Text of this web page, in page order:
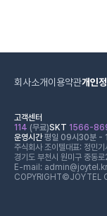
회사소개이용약관개인
고객센터
114 (무료)SKT 1566-
운영시간평일 09시30분 -
주식회사 조이텔대표: 정민기
경기도 부천시 원미구 중동
E-mail: admin@joytel.kr
COPYRIGHT©JOYTEL